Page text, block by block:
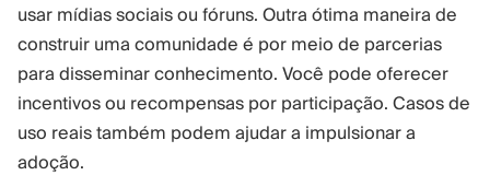
usar mídias sociais ou fóruns. Outra ótima maneira de
construir uma comunidade é por meio de parcerias
para disseminar conhecimento. Você pode oferecer
incentivos ou recompensas por participação. Casos de
uso reais também podem ajudar a impulsionar a
adoção.